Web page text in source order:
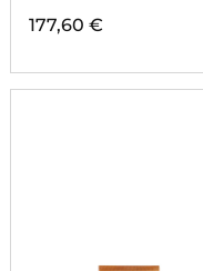
177,60 €